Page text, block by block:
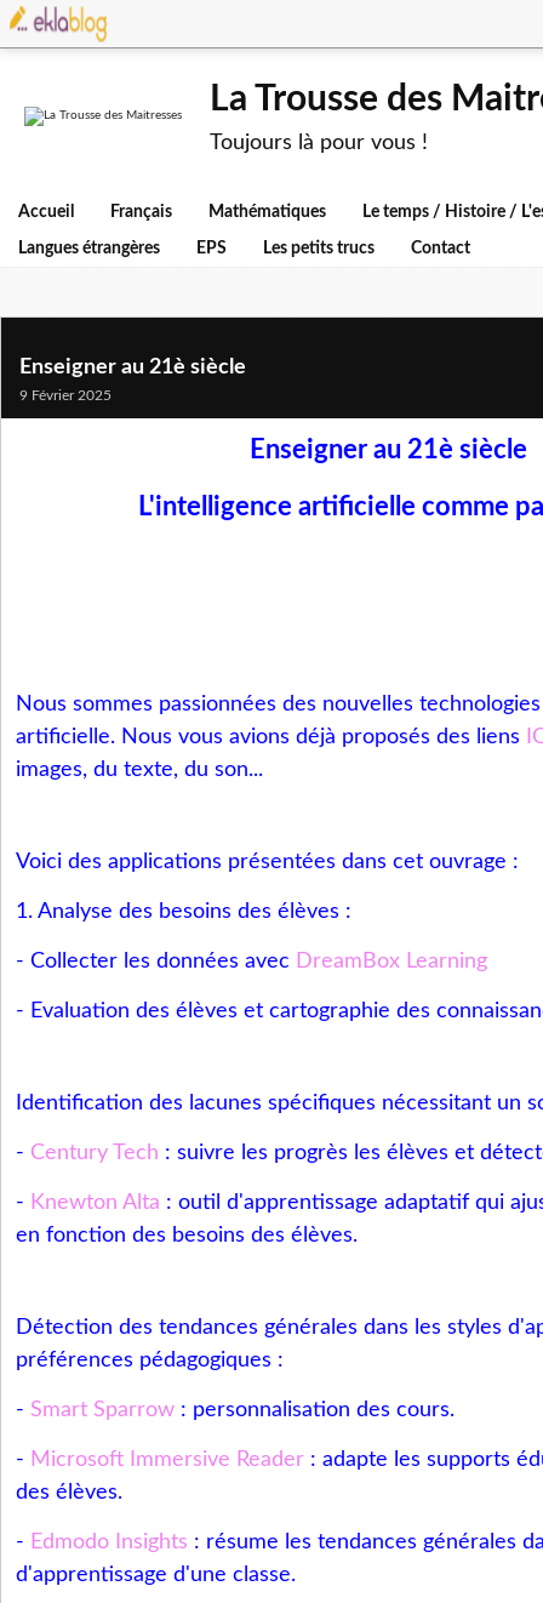
La Trousse des
Toujours là pour vous !
Accueil Français Mathématiques Le temps / Histoire /
Langues étrangères EPS Les petits trucs Contact
Enseigner au 21è siècle
9 Février 2025
Enseigner au 21è siècle
L'intelligence artificielle comme
Nous sommes passionnées des nouvelles
artificielle. Nous vous avions déjà proposés des liens
images, du texte, du son...
Voici des applications présentées dans cet ouvrage :
1. Analyse des besoins des élèves :
- Collecter les données avec DreamBox Learning
- Evaluation des élèves et cartographie des
Identification des lacunes spécifiques nécessitant un
- Century Tech : suivre les progrès les élèves et
- Knewton Alta : outil d'apprentissage adaptatif qui
en fonction des besoins des élèves.
Détection des tendances générales dans les styles
préférences pédagogiques :
- Smart Sparrow : personnalisation des cours.
- Microsoft Immersive Reader : adapte les supports
des élèves.
- Edmodo Insights : résume les tendances générales
d'apprentissage d'une classe.